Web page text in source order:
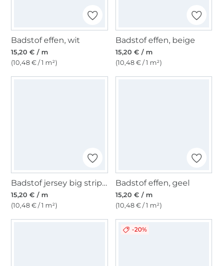
Badstof effen, wit
15,20 € / m
(10,48 € / 1 m²)
Badstof effen, beige
15,20 € / m
(10,48 € / 1 m²)
Badstof jersey big stripes, zalmroze
15,20 € / m
(10,48 € / 1 m²)
Badstof effen, geel
15,20 € / m
(10,48 € / 1 m²)
-20%